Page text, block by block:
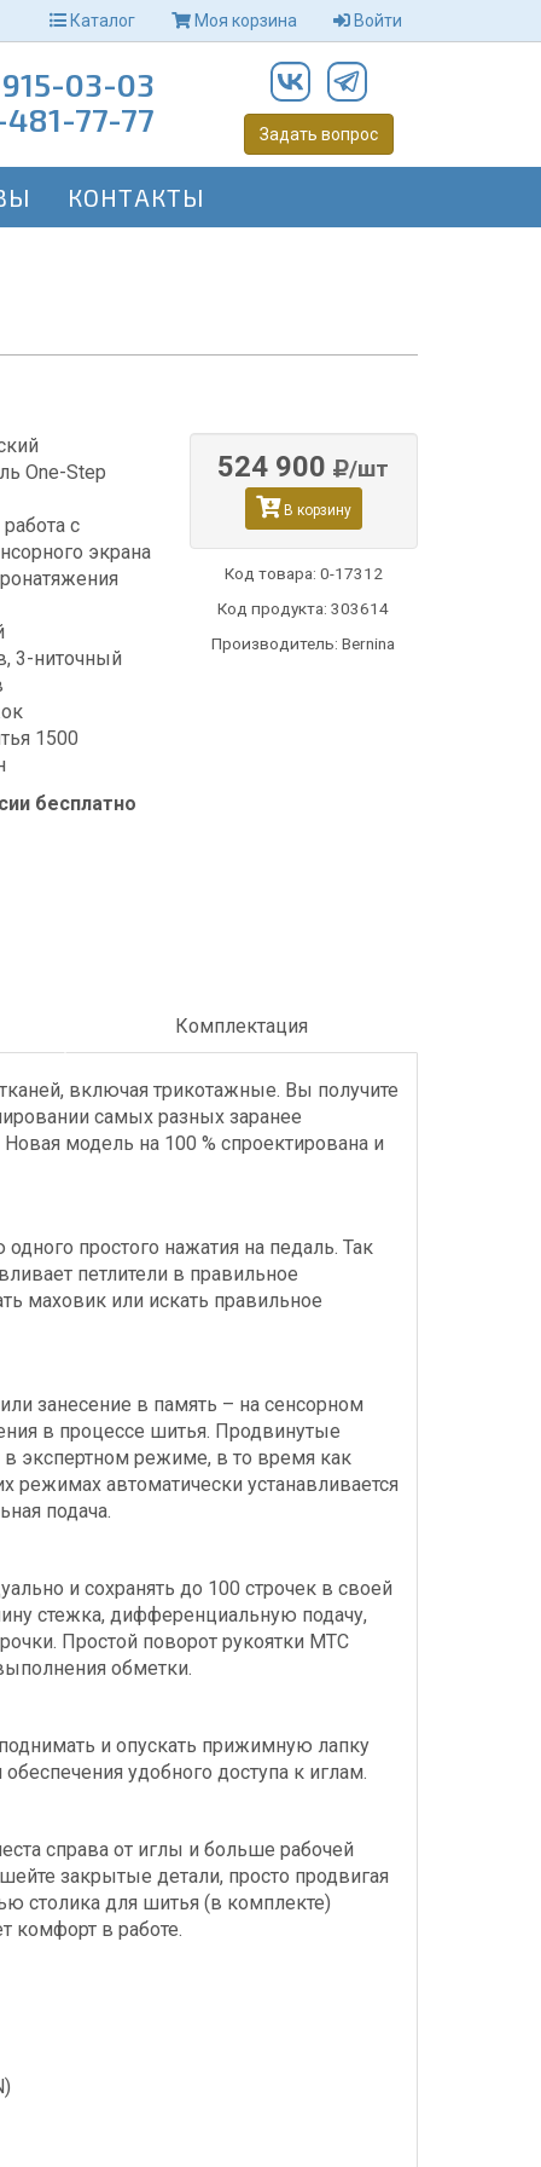
Каталог Моя корзина Войти
03-03
77-77
Задать вопрос
КОНТАКТЫ
One-Step
с
экрана
3-ниточный
1500
бесплатно
524 900 /шт
В корзину
Код товара: 0-17312
Код продукта: 303614
Производитель: Bernina
Комплектация
включая трикотажные. Вы получите
самых разных заранее
модель на 100 % спроектирована и
простого нажатия на педаль. Так
петлители в правильное
маховик или искать правильное
занесение в память – на сенсорном
в процессе шитья. Продвинутые
в экспертном режиме, в то время как
автоматически устанавливается
подача.
и сохранять до 100 строчек в своей
стежка, дифференциальную подачу,
Простой поворот рукоятки MTC
обметки.
и опускать прижимную лапку
удобного доступа к иглам.
справа от иглы и больше рабочей
закрытые детали, просто продвигая
столика для шитья (в комплекте)
комфорт в работе.